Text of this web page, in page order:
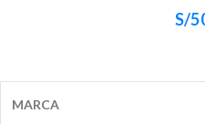
S/
MARCA